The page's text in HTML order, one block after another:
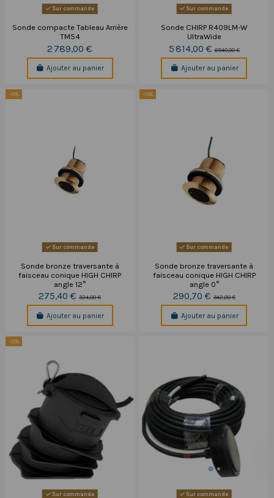
Sur commande
Sonde compacte Tableau Arrière
TM54
2 789,00 €
Ajouter au panier
Sur commande
Sonde CHIRP R409LM-W
UltraWide
5 814,00 €6 840,00 €
Ajouter au panier
-15%
Sur commande
Sonde bronze traversante à
faisceau conique HIGH CHIRP
angle 12°
275,40 €324,00 €
Ajouter au panier
-15%
Sur commande
Sonde bronze traversante à
faisceau conique HIGH CHIRP
angle 0°
290,70 €342,00 €
Ajouter au panier
-15%
Sur commande Sur commande